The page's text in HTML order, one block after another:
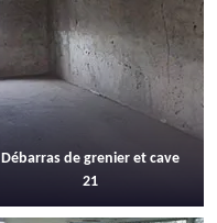
Débarras de grenier et cave
21